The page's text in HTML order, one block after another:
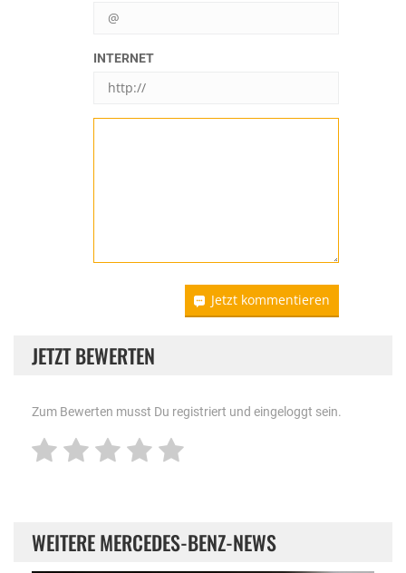
INTERNET
Jetzt kommentieren
JETZT BEWERTEN
Zum Bewerten musst Du registriert und eingeloggt sein.
WEITERE MERCEDES-BENZ-NEWS